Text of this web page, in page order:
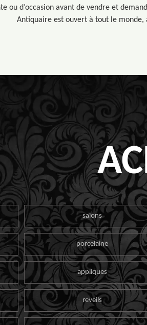
ou d’occasion avant de vendre et
Antiquaire est ouvert à tout le monde,
salons
porcelaine
appliques
reveils